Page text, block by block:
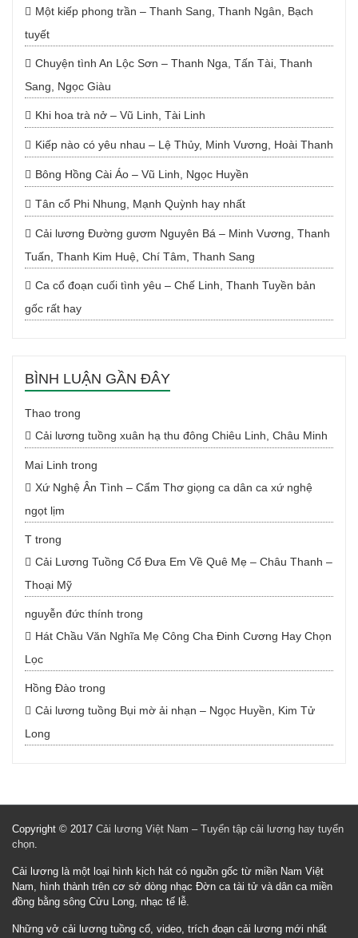
Một kiếp phong trần – Thanh Sang, Thanh Ngân, Bạch
tuyết
Chuyện tình An Lộc Sơn – Thanh Nga, Tấn Tài, Thanh
Sang, Ngọc Giàu
Khi hoa trà nở – Vũ Linh, Tài Linh
Kiếp nào có yêu nhau – Lệ Thủy, Minh Vương, Hoài Thanh
Bông Hồng Cài Áo – Vũ Linh, Ngọc Huyền
Tân cổ Phi Nhung, Mạnh Quỳnh hay nhất
Cải lương Đường gươm Nguyên Bá – Minh Vương, Thanh
Tuấn, Thanh Kim Huệ, Chí Tâm, Thanh Sang
Ca cổ đoạn cuối tình yêu – Chế Linh, Thanh Tuyền bản
gốc rất hay
BÌNH LUẬN GẦN ĐÂY
Thao trong
Cải lương tuồng xuân hạ thu đông Chiêu Linh, Châu Minh
Mai Linh trong
Xứ Nghệ Ân Tình – Cẩm Thơ giọng ca dân ca xứ nghệ
ngọt lịm
T trong
Cải Lương Tuồng Cổ Đưa Em Về Quê Mẹ – Châu Thanh –
Thoại Mỹ
nguyễn đức thính trong
Hát Chầu Văn Nghĩa Mẹ Công Cha Đinh Cương Hay Chọn
Lọc
Hồng Đào trong
Cải lương tuồng Bụi mờ ải nhạn – Ngọc Huyền, Kim Tử
Long
Copyright © 2017 Cải lương Việt Nam – Tuyển tập cải lương hay tuyển
chọn.
Cải lương là một loại hình kịch hát có nguồn gốc từ miền Nam Việt
Nam, hình thành trên cơ sở dòng nhạc Đờn ca tài tử và dân ca miền
đồng bằng sông Cửu Long, nhạc tế lễ.
Những vở cải lương tuồng cổ, video, trích đoạn cải lương mới nhất